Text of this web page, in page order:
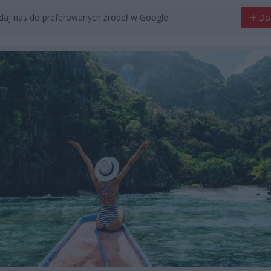
nas do preferowanych źródeł w Google